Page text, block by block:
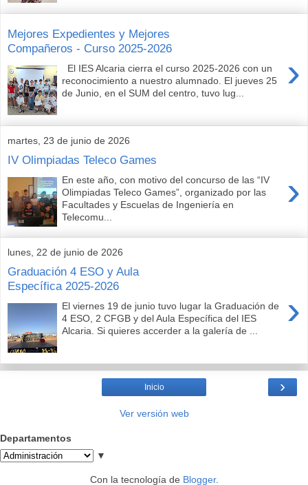
Mejores Expedientes y Mejores
Compañeros - Curso 2025-2026
›
El IES Alcaria cierra el curso 2025-2026 con un
reconocimiento a nuestro alumnado. El jueves 25
de Junio, en el SUM del centro, tuvo lug...
martes, 23 de junio de 2026
IV Olimpiadas Teleco Games
›
En este año, con motivo del concurso de las “IV
Olimpiadas Teleco Games”, organizado por las
Facultades y Escuelas de Ingeniería en
Telecomu...
lunes, 22 de junio de 2026
Graduación 4 ESO y Aula
Específica 2025-2026
›
El viernes 19 de junio tuvo lugar la Graduación de
4 ESO, 2 CFGB y del Aula Específica del IES
Alcaria. Si quieres accerder a la galería de ...
›
Inicio
Ver versión web
Departamentos
▼
Con la tecnología de Blogger.